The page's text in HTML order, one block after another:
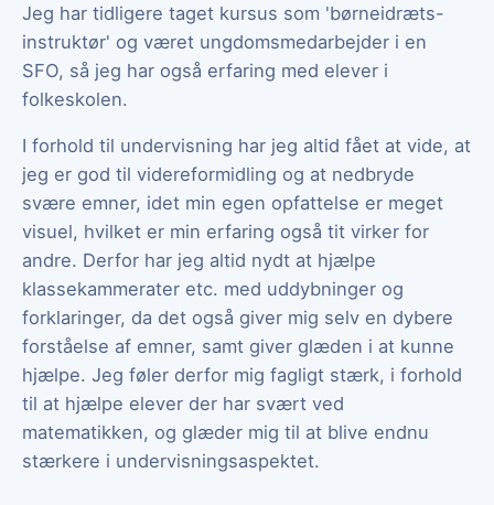
Jeg har tidligere taget kursus som 'børneidræts-
instruktør' og været ungdomsmedarbejder i en
SFO, så jeg har også erfaring med elever i
folkeskolen.
I forhold til undervisning har jeg altid fået at vide, at
jeg er god til videreformidling og at nedbryde
svære emner, idet min egen opfattelse er meget
visuel, hvilket er min erfaring også tit virker for
andre. Derfor har jeg altid nydt at hjælpe
klassekammerater etc. med uddybninger og
forklaringer, da det også giver mig selv en dybere
forståelse af emner, samt giver glæden i at kunne
hjælpe. Jeg føler derfor mig fagligt stærk, i forhold
til at hjælpe elever der har svært ved
matematikken, og glæder mig til at blive endnu
stærkere i undervisningsaspektet.